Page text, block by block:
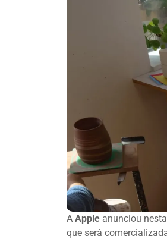
A Apple anunciou
que será